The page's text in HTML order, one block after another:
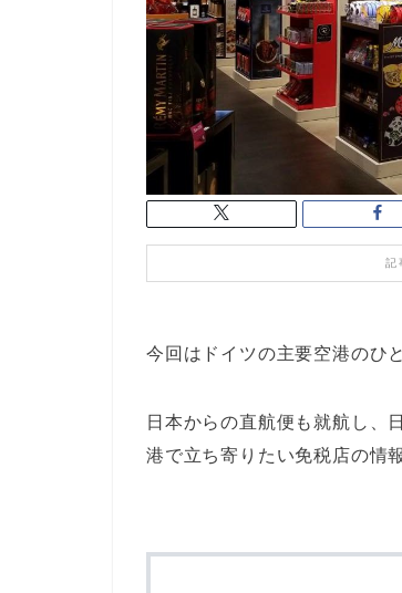
記
今回はドイツの主要空港のひ
日本からの直航便も就航し、
港で立ち寄りたい免税店の情